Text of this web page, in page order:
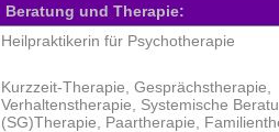
Beratung und Therapie:
Heilpraktikerin für Psychotherapie
Kurzzeit-Therapie, Gesprächstherapie,
Verhaltenstherapie, Systemische
(SG)Therapie, Paartherapie,